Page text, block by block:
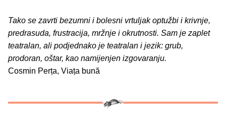
Tako se zavrti bezumni i bolesni vrtuljak optužbi i krivnje,
predrasuda, frustracija, mržnje i okrutnosti. Sam je zaplet
teatralan, ali podjednako je teatralan i jezik: grub,
prodoran, oštar, kao namijenjen izgovaranju.
Cosmin Perța, Viața bună